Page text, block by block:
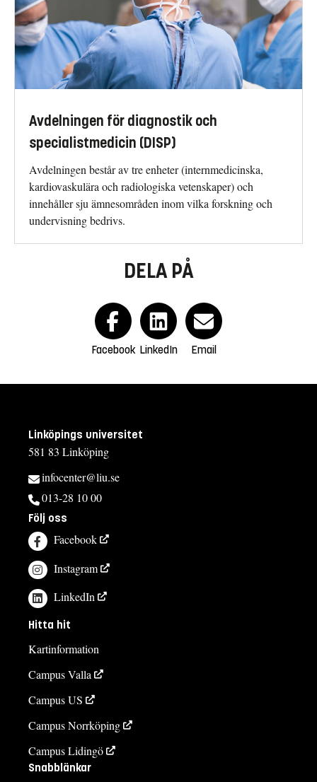
Avdelningen för diagnostik och
specialistmedicin (DISP)
Avdelningen består av tre enheter (internmedicinska,
kardiovaskulära och radiologiska vetenskaper) och
innehåller sju ämnesområden inom vilka forskning och
undervisning bedrivs.
DELA PÅ
Facebook LinkedIn Email
Linköpings universitet
581 83 Linköping
infocenter@liu.se
013-28 10 00
Följ oss
Facebook
Instagram
LinkedIn
Hitta hit
Kartinformation
Campus Valla
Campus US
Campus Norrköping
Campus Lidingö
Snabblänkar